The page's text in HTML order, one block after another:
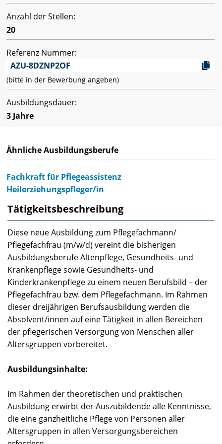
Anzahl der Stellen:
20
Referenz Nummer:
AZU-8DZNP2OF
(bitte in der Bewerbung angeben)
Ausbildungsdauer:
3 Jahre
Ähnliche Ausbildungsberufe
Fachkraft für Pflegeassistenz
Heilerziehungspfleger/in
Tätigkeitsbeschreibung
Diese neue Ausbildung zum Pflegefachmann/
Pflegefachfrau (m/w/d) vereint die bisherigen
Ausbildungsberufe Altenpflege, Gesundheits- und
Krankenpflege sowie Gesundheits- und
Kinderkrankenpflege zu einem neuen Berufsbild – der
Pflegefachfrau bzw. dem Pflegefachmann. Im Rahmen
dieser dreijährigen Berufsausbildung werden die
Absolvent/innen auf eine Tätigkeit in allen Bereichen
der pflegerischen Versorgung von Menschen aller
Altersgruppen vorbereitet.
Ausbildungsinhalte:
Im Rahmen der theoretischen und praktischen
Ausbildung erwirbt der Auszubildende alle Kenntnisse,
die eine ganzheitliche Pflege von Personen aller
Altersgruppen in allen Versorgungsbereichen